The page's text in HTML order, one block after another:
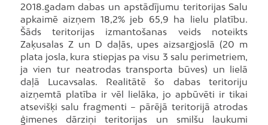
2018.gadam dabas un apstādījumu teritorijas Salu
apkaimē aizņem 18,2% jeb 65,9 ha lielu platību.
Šāds teritorijas izmantošanas veids noteikts
Zaķusalas Z un D daļās, upes aizsargjoslā (20 m
plata josla, kura stiepjas pa visu 3 salu perimetriem,
ja vien tur neatrodas transporta būves) un lielā
daļā Lucavsalas. Realitātē šo dabas teritoriju
aizņemtā platība ir vēl lielāka, jo apbūvēti ir tikai
atsevišķi salu fragmenti – pārējā teritorijā atrodas
ģimenes dārziņi teritorijas un smilšu laukumi